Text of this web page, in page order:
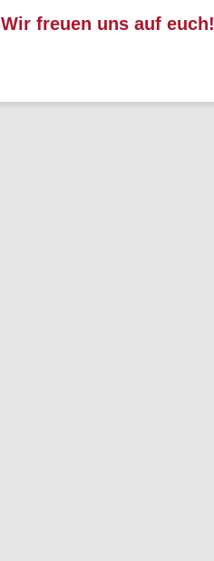
Wir freuen uns auf euch!